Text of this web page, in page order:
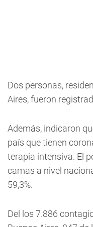
Dos personas,
Aires, fueron
Además, indicaron
país que tienen
terapia intensiva. El
camas a nivel
59,3%.
Del los 7.886